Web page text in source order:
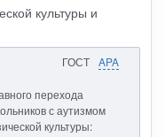
культуры и
ГОСТ APA
перехода
с аутизмом
культуры: